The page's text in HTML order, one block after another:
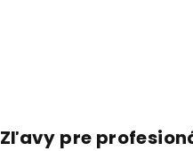
Zľavy pre